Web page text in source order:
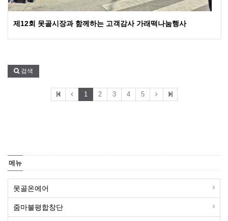
제12회 못골시장과 함께하는 고객감사 가래떡나눔행사
검색
1 2 3 4 5
메뉴
못골온에어
줌마불평합창단